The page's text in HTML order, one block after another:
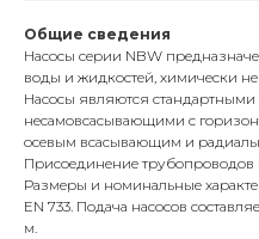
Общие сведения
Насосы серии NBW
воды и жидкостей, химически
Насосы являются
несамовсасывающими с
осевым всасывающим и
Присоединение трубопроводов
Размеры и номинальные
EN 733. Подача насосов
м.